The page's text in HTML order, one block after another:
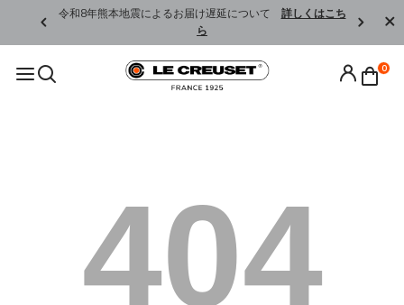
令和8年熊本地震によるお届け遅延について 詳しくはこち
ら
0
404